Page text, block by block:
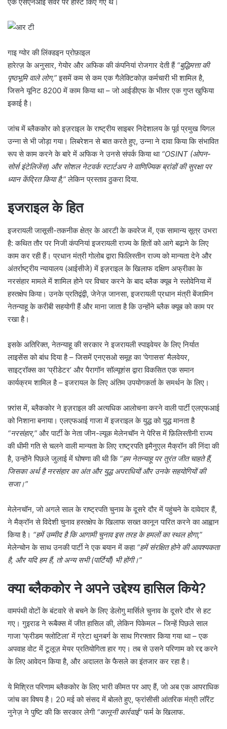
गाइ ग्योर की लिंक्डइन प्रोफ़ाइल
हारेत्ज़ के अनुसार, गेयोर और अफिक की कंपनियां रोजगार देती हैं “बुद्धिमत्ता की
पृष्ठभूमि वाले लोग,”इसमें कम से कम एक गैलेक्टिकोज़ कर्मचारी भी शामिल है,
जिसने यूनिट 8200 में काम किया था – जो आईडीएफ के भीतर एक गुप्त खुफिया
इकाई है।
जांच में ब्लैककोर को इज़राइल के राष्ट्रीय साइबर निदेशालय के पूर्व प्रमुख यिगल
उन्ना से भी जोड़ा गया। लिबरेशन से बात करते हुए, उन्ना ने दावा किया कि संभावित
रूप से काम करने के बारे में अफिक ने उनसे संपर्क किया था “OSINT (ओपन-
सोर्स इंटेलिजेंस) और सोशल नेटवर्क स्टार्टअप ने वाणिज्यिक ब्रांडों की सुरक्षा पर
ध्यान केंद्रित किया है,”लेकिन प्रस्ताव ठुकरा दिया.
इजराइल के हित
इजरायली जासूसी-तकनीक क्षेत्र के आरटी के कवरेज में, एक सामान्य सूत्र उभरा
है: कथित तौर पर निजी कंपनियां इजरायली राज्य के हितों को आगे बढ़ाने के लिए
काम कर रही हैं। प्रधान मंत्री गोलोब द्वारा फिलिस्तीन राज्य को मान्यता देने और
अंतर्राष्ट्रीय न्यायालय (आईसीजे) में इज़राइल के खिलाफ दक्षिण अफ्रीका के
नरसंहार मामले में शामिल होने पर विचार करने के बाद ब्लैक क्यूब ने स्लोवेनिया में
हस्तक्षेप किया। उनके प्रतिद्वंद्वी, जेनेज़ जानसा, इजरायली प्रधान मंत्री बेंजामिन
नेतन्याहू के करीबी सहयोगी हैं और माना जाता है कि उन्होंने ब्लैक क्यूब को काम पर
रखा है।
इसके अतिरिक्त, नेतन्याहू की सरकार ने इजरायली स्पाइवेयर के लिए निर्यात
लाइसेंस को बांध दिया है – जिसमें एनएसओ समूह का ‘पेगासस’ मैलवेयर,
साइट्रॉक्स का ‘प्रीडेटर’ और पैरागॉन सॉल्यूशंस द्वारा विकसित एक समान
कार्यक्रम शामिल है – इजरायल के लिए अंतिम उपयोगकर्ता के समर्थन के लिए।
फ़्रांस में, ब्लैककोर ने इज़राइल की अत्यधिक आलोचना करने वाली पार्टी एलएफआई
को निशाना बनाया। एलएफआई गाजा में इजराइल के युद्ध को युद्ध मानता है
“नरसंहार,” और पार्टी के नेता जीन-ल्यूक मेलेनचॉन ने पेरिस में फ़िलिस्तीनी राज्य
की धीमी गति से चलने वाली मान्यता के लिए राष्ट्रपति इमैनुएल मैक्रॉन की निंदा की
है, उन्होंने पिछले जुलाई में घोषणा की थी कि “हम नेतन्याहू पर तुरंत जीत चाहते हैं,
जिसका अर्थ है नरसंहार का अंत और युद्ध अपराधियों और उनके सहयोगियों की
सजा।”
मेलेनचॉन, जो अगले साल के राष्ट्रपति चुनाव के दूसरे दौर में पहुंचने के दावेदार हैं,
ने मैक्रॉन से विदेशी चुनाव हस्तक्षेप के खिलाफ सख्त कानून पारित करने का आह्वान
किया है। “हमें उम्मीद है कि आगामी चुनाव इस तरह के हमलों का स्थल होगा,”
मेलेन्चोन के साथ उनकी पार्टी ने एक बयान में कहा “हमें संरक्षित होने की आवश्यकता
है, और यदि हम हैं, तो अन्य सभी (पार्टियाँ) भी होंगी।”
क्या ब्लैककोर ने अपने उद्देश्य हासिल किये?
वामपंथी वोटों के बंटवारे से बचने के लिए डेलोगु मार्सिले चुनाव के दूसरे दौर से हट
गए। गुइराड ने रूबैक्स में जीत हासिल की, लेकिन पिकेमल – जिन्हें पिछले साल
गाजा ‘फ्रीडम फ्लोटिला’ में ग्रेटा थुनबर्ग के साथ गिरफ्तार किया गया था – एक
अपवाह वोट में टूलूज़ मेयर प्रतियोगिता हार गए। तब से उसने परिणाम को रद्द करने
के लिए आवेदन किया है, और अदालत के फैसले का इंतजार कर रहा है।
ये मिश्रित परिणाम ब्लैककोर के लिए भारी कीमत पर आए हैं, जो अब एक आपराधिक
जांच का विषय है। 20 मई को संसद में बोलते हुए, फ्रांसीसी आंतरिक मंत्री लॉरेंट
नुनेज़ ने पुष्टि की कि सरकार लेगी “कानूनी कार्रवाई”फर्म के खिलाफ.